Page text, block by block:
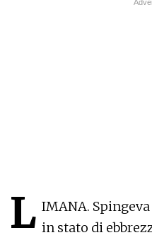
L IMANA.
in stato di